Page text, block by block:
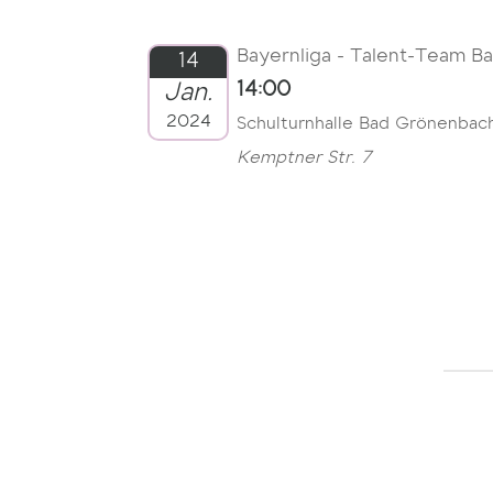
14
Jan.
2024
Bayernliga - Talent-Team
14:00
Schulturnhalle Bad
Kemptner Str. 7